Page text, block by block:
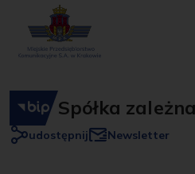
Spółka zależna
udostępnij Newsletter